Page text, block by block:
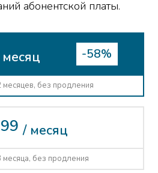
абонентской платы.
-58%
месяцев, без продления
/ месяц
месяца, без продления